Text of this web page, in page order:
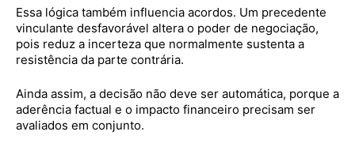
Essa lógica também influencia acordos. Um precedente
vinculante desfavorável altera o poder de negociação,
pois reduz a incerteza que normalmente sustenta a
resistência da parte contrária.
Ainda assim, a decisão não deve ser automática, porque a
aderência factual e o impacto financeiro precisam ser
avaliados em conjunto.